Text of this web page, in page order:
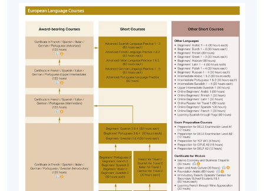
修業期
十堂, 合共三十小時
地點
港大保良何鴻燊社區書院